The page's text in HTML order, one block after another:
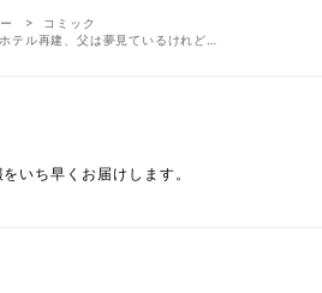
コミック
テル再建、父は夢見ているけれど…
いち早くお届けします。